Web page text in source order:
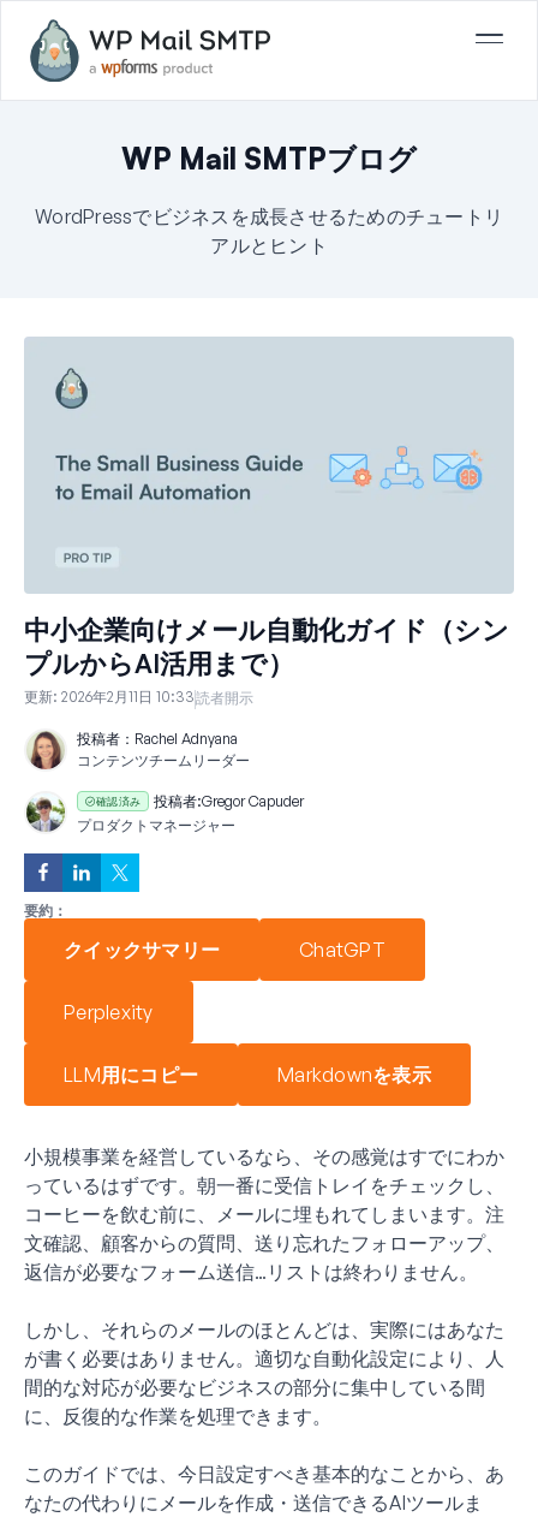
WP Mail SMTPブログ
WordPressでビジネスを成長させるためのチュートリ
アルとヒント
中小企業向けメール自動化ガイド（シン
プルからAI活用まで）
更新: 2026年2月11日 10:33読者開示
投稿者： Rachel Adnyana
コンテンツチームリーダー
確認済み 投稿者:Gregor Capuder
プロダクトマネージャー
要約：
クイックサマリー ChatGPT
Perplexity
LLM用にコピー Markdownを表示
小規模事業を経営しているなら、その感覚はすでにわか
っているはずです。朝一番に受信トレイをチェックし、
コーヒーを飲む前に、メールに埋もれてしまいます。注
文確認、顧客からの質問、送り忘れたフォローアップ、
返信が必要なフォーム送信…リストは終わりません。
しかし、それらのメールのほとんどは、実際にはあなた
が書く必要はありません。適切な自動化設定により、人
間的な対応が必要なビジネスの部分に集中している間
に、反復的な作業を処理できます。
このガイドでは、今日設定すべき基本的なことから、あ
なたの代わりにメールを作成・送信できるAIツールま